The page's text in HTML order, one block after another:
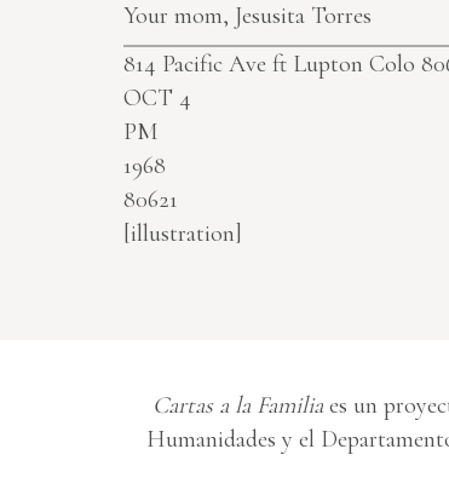
Your mom, Jesusita Torres
814 Pacific Ave ft Lupton Colo
OCT 4
PM
1968
80621
[illustration]
Cartas a la Familiaes un
Humanidades y el